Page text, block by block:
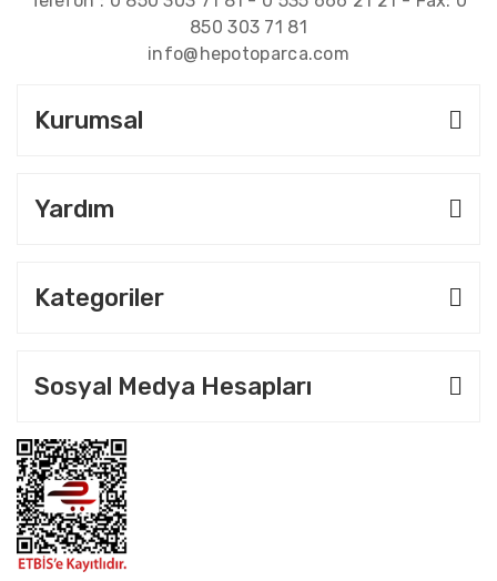
850 303 71 81
info@hepotoparca.com
Kurumsal
Yardım
Kategoriler
Sosyal Medya Hesapları